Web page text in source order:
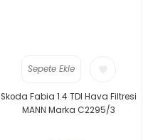
Sepete Ekle
Skoda Fabia 1.4 TDI Hava Filtresi
MANN Marka C2295/3